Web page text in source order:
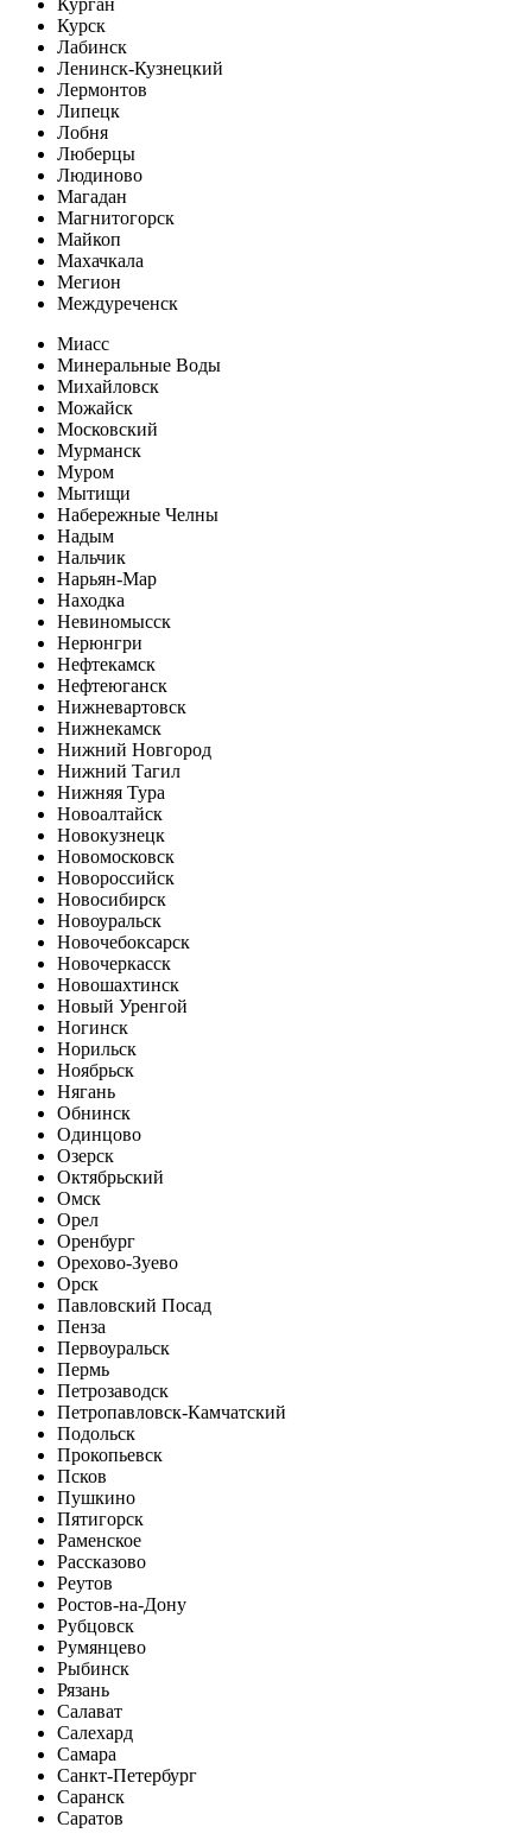
Курск
Лабинск
Ленинск-Кузнецкий
Лермонтов
Липецк
Лобня
Люберцы
Людиново
Магадан
Магнитогорск
Майкоп
Махачкала
Мегион
Междуреченск
Миасс
Минеральные Воды
Михайловск
Можайск
Московский
Мурманск
Муром
Мытищи
Набережные Челны
Надым
Нальчик
Нарьян-Мар
Находка
Невиномысск
Нерюнгри
Нефтекамск
Нефтеюганск
Нижневартовск
Нижнекамск
Нижний Новгород
Нижний Тагил
Нижняя Тура
Новоалтайск
Новокузнецк
Новомосковск
Новороссийск
Новосибирск
Новоуральск
Новочебоксарск
Новочеркасск
Новошахтинск
Новый Уренгой
Ногинск
Норильск
Ноябрьск
Нягань
Обнинск
Одинцово
Озерск
Октябрьский
Омск
Орел
Оренбург
Орехово-Зуево
Орск
Павловский Посад
Пенза
Первоуральск
Пермь
Петрозаводск
Петропавловск-Камчатский
Подольск
Прокопьевск
Псков
Пушкино
Пятигорск
Раменское
Рассказово
Реутов
Ростов-на-Дону
Рубцовск
Румянцево
Рыбинск
Рязань
Салават
Салехард
Самара
Санкт-Петербург
Саранск
Саратов